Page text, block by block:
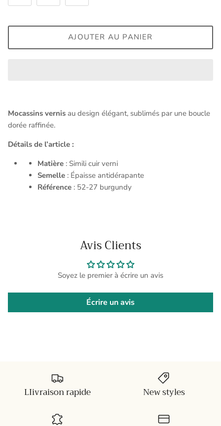
AJOUTER AU PANIER
Mocassins vernis au design élégant, sublimés par une boucle
dorée raffinée.
Détails de l’article :
Matière : Simili cuir verni
Semelle : Épaisse antidérapante
Référence : 52-27 burgundy
Avis Clients
Soyez le premier à écrire un avis
Écrire un avis
LIivraison rapide New styles